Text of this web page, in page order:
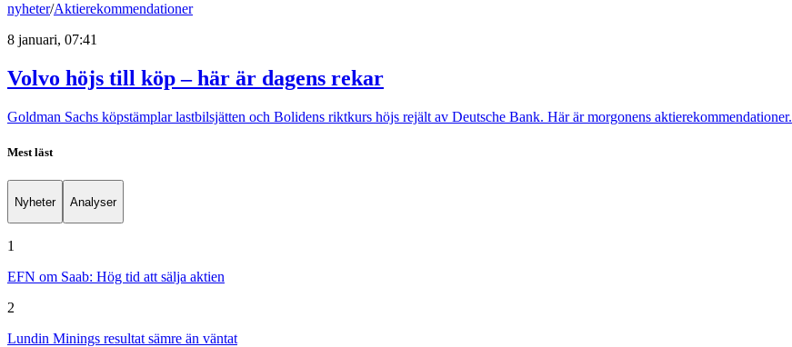
nyheter/Aktierekommendationer
8 januari, 07:41
Volvo höjs till köp – här är dagens rekar
Goldman Sachs köpstämplar lastbilsjätten och Bolidens riktkurs höjs rejält av Deutsche Bank. Här är morgonens aktierekommendationer.
Mest läst
Nyheter Analyser
1
EFN om Saab: Hög tid att sälja aktien
2
Lundin Minings resultat sämre än väntat